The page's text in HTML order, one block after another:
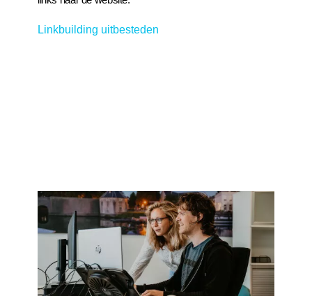
Linkbuilding uitbesteden
E-mail marketing
Gepersonaliseerde en doelgerichte communicatie
richting relaties en (potentiële) klanten.
E-mail marketing uitbesteden